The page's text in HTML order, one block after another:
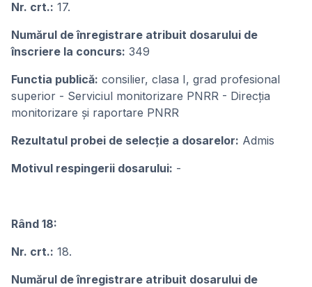
Nr. crt.: 17.
Numărul de înregistrare atribuit dosarului de
înscriere la concurs: 349
Functia publică: consilier, clasa I, grad profesional
superior - Serviciul monitorizare PNRR - Direcția
monitorizare și raportare PNRR
Rezultatul probei de selecție a dosarelor: Admis
Motivul respingerii dosarului: -
Rând 18:
Nr. crt.: 18.
Numărul de înregistrare atribuit dosarului de